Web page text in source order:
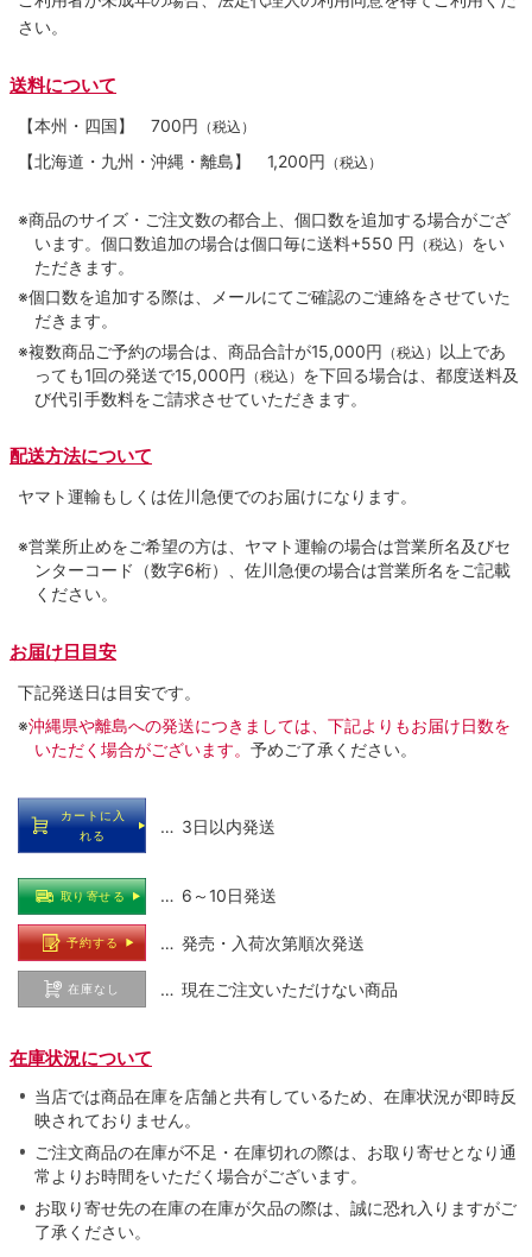
さい。
送料について
【本州・四国】 700円 （税込）
【北海道・九州・沖縄・離島】 1,200円 （税込）
※商品のサイズ・ご注文数の都合上、個口数を追加する場合がござ
います。個口数追加の場合は個口毎に送料+550 円 （税込） をい
ただきます。
※個口数を追加する際は、メールにてご確認のご連絡をさせていた
だきます。
※複数商品ご予約の場合は、商品合計が15,000円 （税込） 以上であ
っても1回の発送で15,000円 （税込） を下回る場合は、都度送料及
び代引手数料をご請求させていただきます。
配送方法について
ヤマト運輸もしくは佐川急便でのお届けになります。
※営業所止めをご希望の方は、ヤマト運輸の場合は営業所名及びセ
ンターコード（数字6桁）、佐川急便の場合は営業所名をご記載
ください。
お届け日目安
下記発送日は目安です。
※沖縄県や離島への発送につきましては、下記よりもお届け日数を
いただく場合がございます。 予めご了承ください。
カートに入
れる
… 3日以内発送
取り寄せる … 6～10日発送
予約する … 発売・入荷次第順次発送
在庫なし … 現在ご注文いただけない商品
在庫状況について
当店では商品在庫を店舗と共有しているため、在庫状況が即時反
映されておりません。
ご注文商品の在庫が不足・在庫切れの際は、お取り寄せとなり通
常よりお時間をいただく場合がございます。
お取り寄せ先の在庫の在庫が欠品の際は、誠に恐れ入りますがご
了承ください。